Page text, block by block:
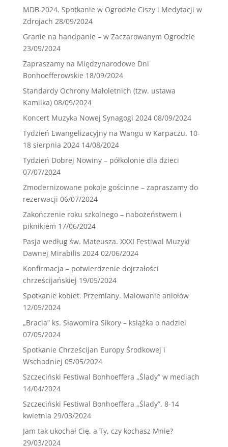
MDB 2024. Spotkanie w Ogrodzie Ciszy i Medytacji w
Zdrojach 28/09/2024
Granie na handpanie – w Zaczarowanym Ogrodzie
23/09/2024
Zapraszamy na Międzynarodowe Dni
Bonhoefferowskie 18/09/2024
Standardy Ochrony Małoletnich (tzw. ustawa
Kamilka) 08/09/2024
Koncert Muzyka Nowej Synagogi 2024 08/09/2024
Tydzień Ewangelizacyjny na Wangu w Karpaczu. 10-
18 sierpnia 2024 14/08/2024
Tydzień Dobrej Nowiny – półkolonie dla dzieci
07/07/2024
Zmodernizowane pokoje gościnne – zapraszamy do
rezerwacji 06/07/2024
Zakończenie roku szkolnego – nabożeństwem i
piknikiem 17/06/2024
Pasja według św. Mateusza. XXXI Festiwal Muzyki
Dawnej Mirabilis 2024 02/06/2024
Konfirmacja – potwierdzenie dojrzałości
chrześcijańskiej 19/05/2024
Spotkanie kobiet. Przemiany. Malowanie aniołów
12/05/2024
„Bracia” ks. Sławomira Sikory – książka o nadziei
07/05/2024
Spotkanie Chrześcijan Europy Środkowej i
Wschodniej 05/05/2024
Szczeciński Festiwal Bonhoeffera „Ślady” w mediach
14/04/2024
Szczeciński Festiwal Bonhoeffera „Ślady”. 8-14
kwietnia 29/03/2024
Jam tak ukochał Cię, a Ty, czy kochasz Mnie?
29/03/2024